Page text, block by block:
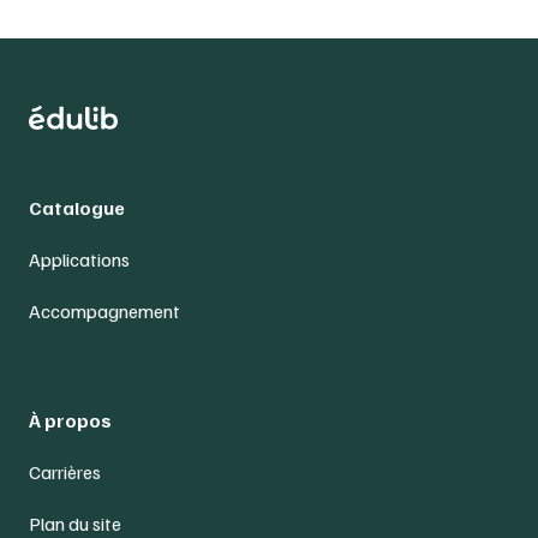
Catalogue
Applications
Accompagnement
À propos
Carrières
Plan du site